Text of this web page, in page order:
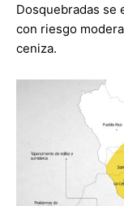
Dosquebradas se
con riesgo
ceniza.